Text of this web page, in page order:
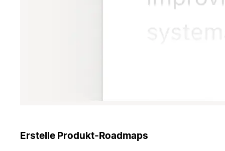
Erstelle Produkt-Roadmaps